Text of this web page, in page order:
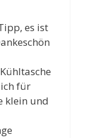
es ist
ich für
klein und